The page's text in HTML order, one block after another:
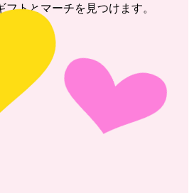
トとマーチを見つけます。